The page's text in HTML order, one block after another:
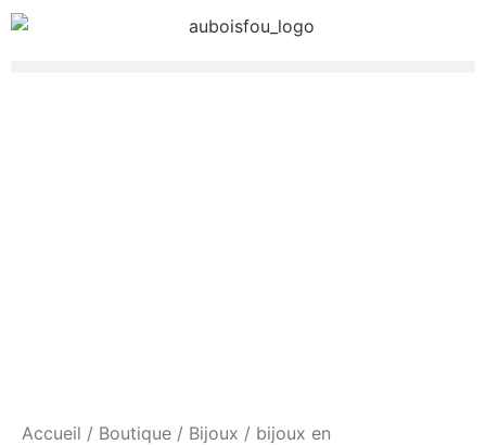
Accueil / Boutique / Bijoux / bijoux en